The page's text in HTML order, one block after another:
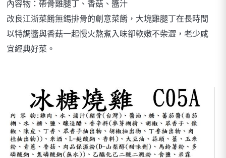
內容物：帶骨雞腿丁、香菇、醬汁
改良江浙菜餚無錫排骨的創意菜餚，大塊雞腿丁在長時間
以特調醬與香菇一起慢火熬煮入味卻軟嫩不柴澀，老少咸
宜經典好菜。